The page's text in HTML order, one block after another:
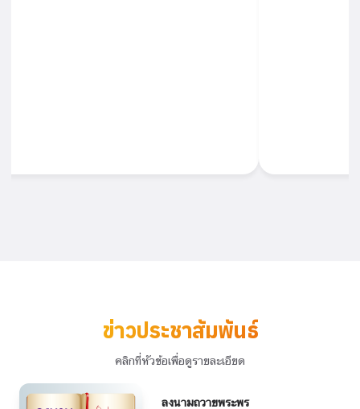
ข่าวประชาสัมพันธ์
คลิกที่หัวข้อเพื่อดูรายละเอียด
ลงนามถวายพระพร